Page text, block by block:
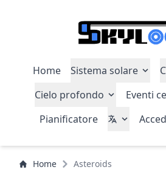
Home Sistema solare
Cielo profondo
Eventi
Pianificatore
Home Asteroids